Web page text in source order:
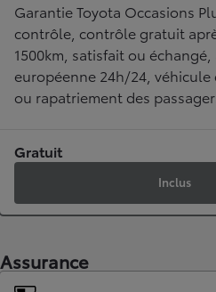
Garantie Toyota Occasions
contrôle, contrôle gratuit
1500km, satisfait ou
européenne 24h/24,
ou rapatriement des
Gratuit
Inclus
Assurance